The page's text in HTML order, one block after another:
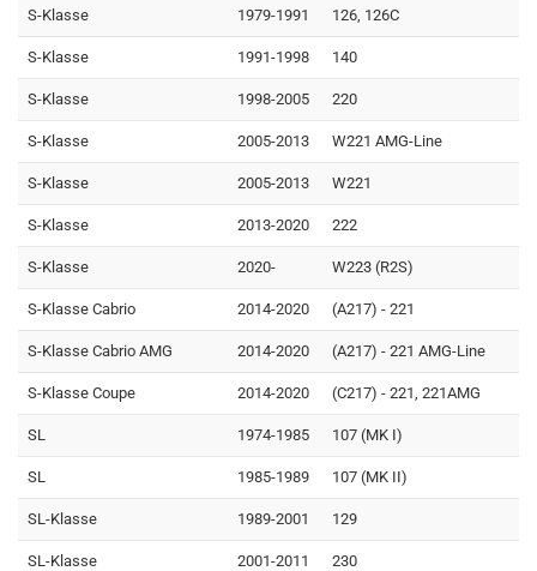
S-Klasse 1979-1991 126, 126C
S-Klasse 1991-1998 140
S-Klasse 1998-2005 220
S-Klasse 2005-2013 W221 AMG-Line
S-Klasse 2005-2013 W221
S-Klasse 2013-2020 222
S-Klasse 2020- W223 (R2S)
S-Klasse Cabrio 2014-2020 (A217) - 221
S-Klasse Cabrio AMG 2014-2020 (A217) - 221 AMG-Line
S-Klasse Coupe 2014-2020 (C217) - 221, 221AMG
SL 1974-1985 107 (MK I)
SL 1985-1989 107 (MK II)
SL-Klasse 1989-2001 129
SL-Klasse 2001-2011 230